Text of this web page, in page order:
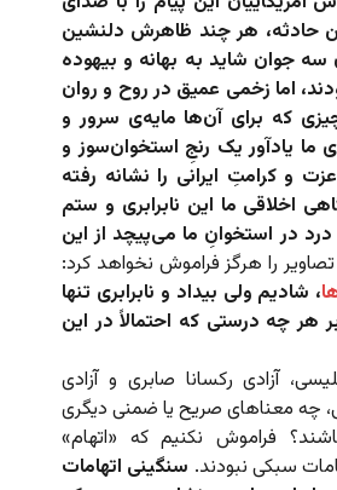
حادثه، هر چند ظاهرش دلنشین
جوان شاید به بهانه و بیهوده
اما زخمی عمیق در روح و روان
که برای آن‌ها مایه‌ی سرور و
ما یادآور یک رنجِ استخوان‌سوز و
و کرامتِ ایرانی را نشانه رفته
اخلاقی ما این نابرابری و ستم
در استخوانِ ما می‌پیچد از این
را هرگز فراموش نخواهد کرد:
، شادیم ولی بیداد و نابرابری تنها
هر چه درستی که احتمالاً در این
آزادی رکسانا صابری و آزادی
چه معناهای صریح یا ضمنی دیگری
فراموش نکنیم که «اتهام»
سبکی نبودند. سنگینی اتهامات